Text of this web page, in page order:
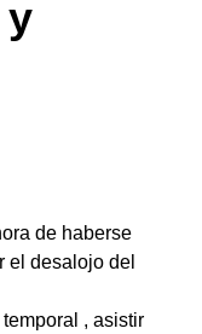
y
de haberse
el desalojo del
, asistir